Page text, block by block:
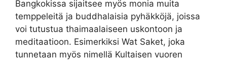
Bangkokissa sijaitsee myös monia muita
temppeleitä ja buddhalaisia pyhäkköjä, joissa
voi tutustua thaimaalaiseen uskontoon ja
meditaatioon. Esimerkiksi Wat Saket, joka
tunnetaan myös nimellä Kultaisen vuoren